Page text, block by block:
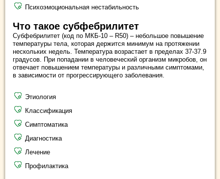
Психоэмоциональная нестабильность
Что такое субфебрилитет
Субфебрилитет (код по МКБ-10 – R50) – небольшое повышение
температуры тела, которая держится минимум на протяжении
нескольких недель. Температура возрастает в пределах 37-37.9
градусов. При попадании в человеческий организм микробов, он
отвечает повышением температуры и различными симптомами,
в зависимости от прогрессирующего заболевания.
Этиология
Классификация
Симптоматика
Диагностика
Лечение
Профилактика